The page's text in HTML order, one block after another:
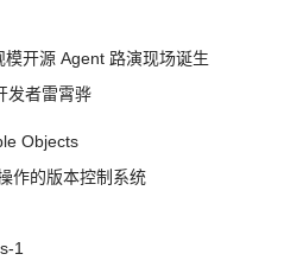
开源 Agent 路演现场诞生
发者雷霄骅
Objects
作的版本控制系统
1